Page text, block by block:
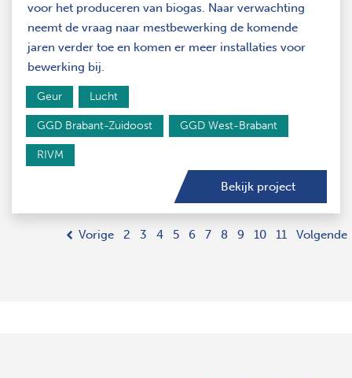
voor het produceren van biogas. Naar verwachting
neemt de vraag naar mestbewerking de komende
jaren verder toe en komen er meer installaties voor
bewerking bij.
Geur Lucht
GGD Brabant-Zuidoost GGD West-Brabant
RIVM
Bekijk project
Vorige 2 3 4 5 6 7 8 9 10 11 Volgende